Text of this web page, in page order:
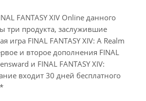
FANTASY XIV Online данного
три продукта, заслужившие
игра FINAL FANTASY XIV: A Realm
и второе дополнения FINAL
и FINAL FANTASY XIV:
входит 30 дней бесплатного